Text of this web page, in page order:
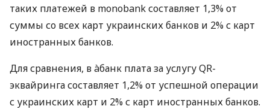
таких платежей в monobank составляет 1,3% от
суммы со всех карт украинских банков и 2% с карт
иностранных банков.
Для сравнения, в àбанк плата за услугу QR-
эквайринга составляет 1,2% от успешной операции
с украинских карт и 2% с карт иностранных банков.